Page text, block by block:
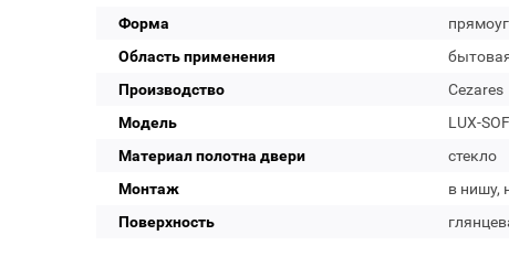
Форма
Область применения
Производство
Cezares
Модель
LUX-
Материал полотна двери
стекло
Монтаж
в нишу,
Поверхность